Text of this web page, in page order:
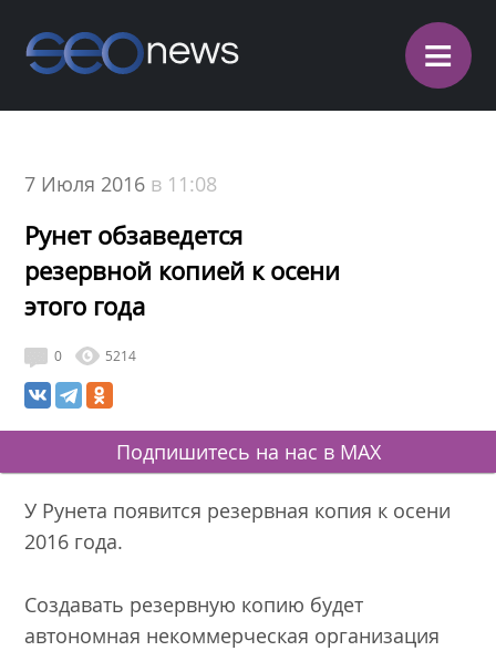
≡
7 Июля 2016 в 11:08
Рунет обзаведется
резервной копией к осени
этого года
0 5214
Подпишитесь на нас в MAX
У Рунета появится резервная копия к осени
2016 года.
Создавать резервную копию будет
автономная некоммерческая организация